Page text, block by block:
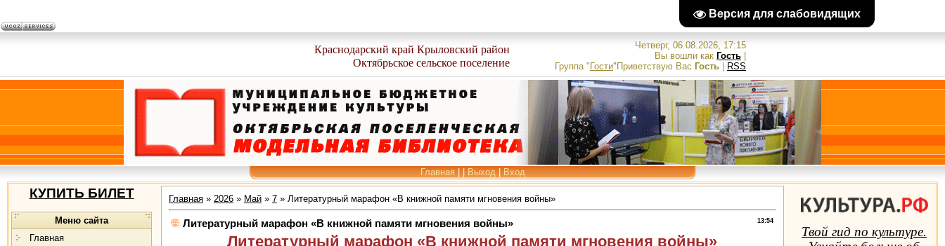
Версия для слабовидящих
Краснодарский край Крыловский район
Октябрьское сельское поселение
Четверг, 06.08.2026, 17:15
Вы вошли как Гость
Группа" Гости" Приветствую Вас Гость RSS
Главная||Выход|Вход
КУПИТЬ БИЛЕТ
Меню сайта
Главная
Главная » 2026 » Май » 7 » Литературный марафон «В книжной памяти мгновения войны»
13:54
Литературный марафон «В книжной памяти мгновения войны»
Литературный марафон «В книжной памяти мгновения войны»
Твой гид по культуре.